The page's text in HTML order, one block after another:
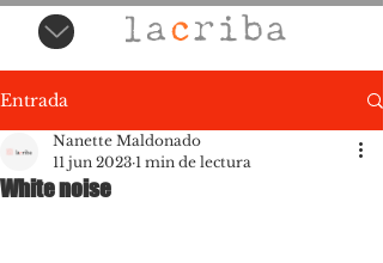
Entrada
White noise
Nanette Maldonado
11 jun 2023 1 min de lectura